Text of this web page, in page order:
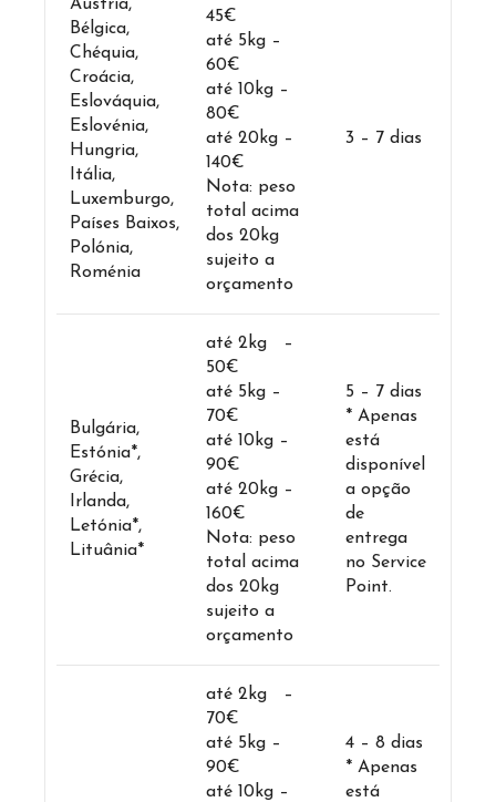
Áustria,
Bélgica,
Chéquia,
Croácia,
Eslováquia,
Eslovénia,
Hungria,
Itália,
Luxemburgo,
Países Baixos,
Polónia,
Roménia
45€
até 5kg –
60€
até 10kg –
80€
até 20kg –
140€
Nota: peso
total acima
dos 20kg
sujeito a
orçamento
3 – 7 dias
Bulgária,
Estónia*,
Grécia,
Irlanda,
Letónia*,
Lituânia*
até 2kg –
50€
até 5kg –
70€
até 10kg –
90€
até 20kg –
160€
Nota: peso
total acima
dos 20kg
sujeito a
orçamento
5 – 7 dias
* Apenas
está
disponível
a opção
de
entrega
no Service
Point.
até 2kg –
70€
até 5kg –
90€
até 10kg –
4 – 8 dias
* Apenas
está